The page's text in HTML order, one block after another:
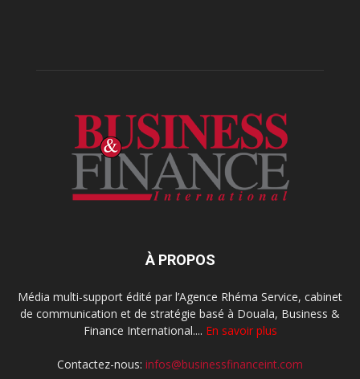
À PROPOS
Média multi-support édité par l’Agence Rhéma Service, cabinet
de communication et de stratégie basé à Douala, Business &
Finance International.... En savoir plus
Contactez-nous: infos@businessfinanceint.com